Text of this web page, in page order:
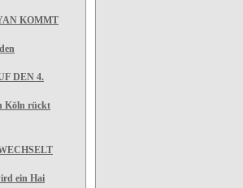
KOMMT
DEN 4.
Köln rückt
ein Hai